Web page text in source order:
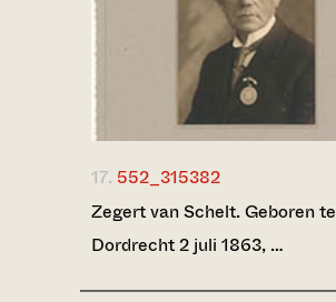
17. 552_315382
Zegert van Schelt. Geboren te
Dordrecht 2 juli 1863, …